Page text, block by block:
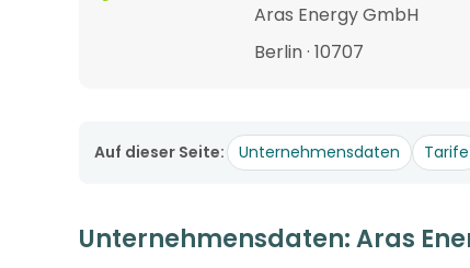
Aras Energy GmbH
Berlin · 10707
Auf dieser Seite: Unternehmensdaten Tarife
Unternehmensdaten: Aras